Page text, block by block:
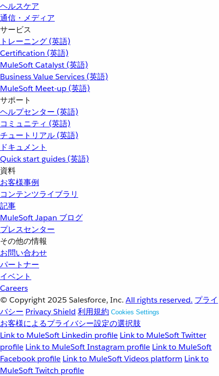
ヘルスケア
通信・メディア
サービス
トレーニング (英語)
Certification (英語)
MuleSoft Catalyst (英語)
Business Value Services (英語)
MuleSoft Meet-up (英語)
サポート
ヘルプセンター (英語)
コミュニティ (英語)
チュートリアル (英語)
ドキュメント
Quick start guides (英語)
資料
お客様事例
コンテンツライブラリ
記事
MuleSoft Japan ブログ
プレスセンター
その他の情報
お問い合わせ
パートナー
イベント
Careers
© Copyright 2025 Salesforce, Inc. All rights reserved. プライ
バシー Privacy Shield 利用規約 Cookies Settings
お客様によるプライバシー設定の選択肢
Link to MuleSoft Linkedin profile Link to MuleSoft Twitter
profile Link to MuleSoft Instagram profile Link to MuleSoft
Facebook profile Link to MuleSoft Videos platform Link to
MuleSoft Twitch profile